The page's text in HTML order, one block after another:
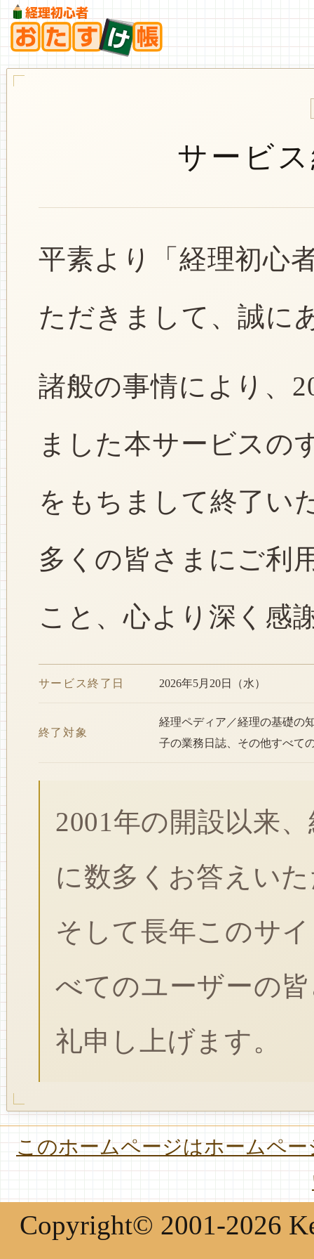
サービ
平素より「経理初心
ただきまして、誠に
諸般の事情により、
ました本サービスの
をもちまして終了い
多くの皆さまにご利
こと、心より深く感
サービス終了日 2026年5月20日（水）
終了対象
経理ペディア／経理の基礎の
子の業務日誌、その他すべて
2001年の開設以来
に数多くお答えい
そして長年このサ
べてのユーザーの
礼申し上げます。
このホームページはホームペ
Copyright© 2001-2026